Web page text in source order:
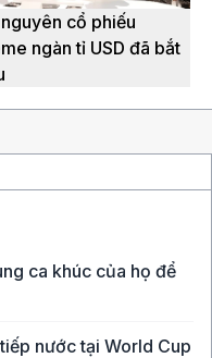
cổ phiếu
ngàn tỉ USD đã bắt
ca khúc của họ để
nước tại World Cup